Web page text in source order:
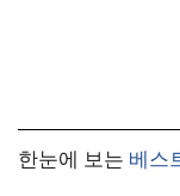
한눈에 보는 베스